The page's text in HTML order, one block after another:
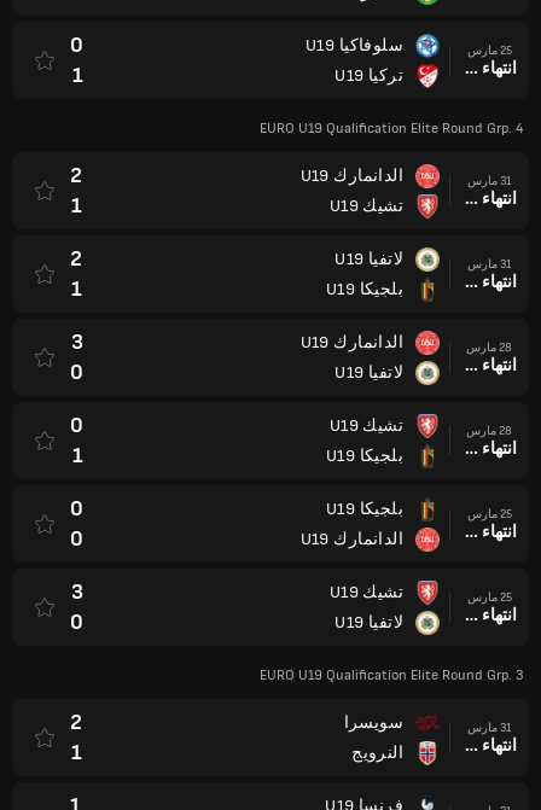
25 مارس
انتهاء وقت المباراة
سلوفاكيا U19
تركيا U19
0
1
EURO U19 Qualification Elite Round Grp. 4
31 مارس
انتهاء وقت المباراة
الدانمارك U19
تشيك U19
2
1
31 مارس
انتهاء وقت المباراة
لاتفيا U19
بلجيكا U19
2
1
28 مارس
انتهاء وقت المباراة
الدانمارك U19
لاتفيا U19
3
0
28 مارس
انتهاء وقت المباراة
تشيك U19
بلجيكا U19
0
1
25 مارس
انتهاء وقت المباراة
بلجيكا U19
الدانمارك U19
0
0
25 مارس
انتهاء وقت المباراة
تشيك U19
لاتفيا U19
3
0
EURO U19 Qualification Elite Round Grp. 3
31 مارس
انتهاء وقت المباراة
سويسرا
النرويج
2
1
فرنسا U19